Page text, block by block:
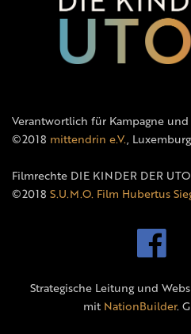
Verantwortlich für Kampagne und
©2018 mittendrin e.V.,
Filmrechte DIE KINDER DER
©2018 S.U.M.O. Film Hubertus
Strategische Leitung und
mit NationBuilder.